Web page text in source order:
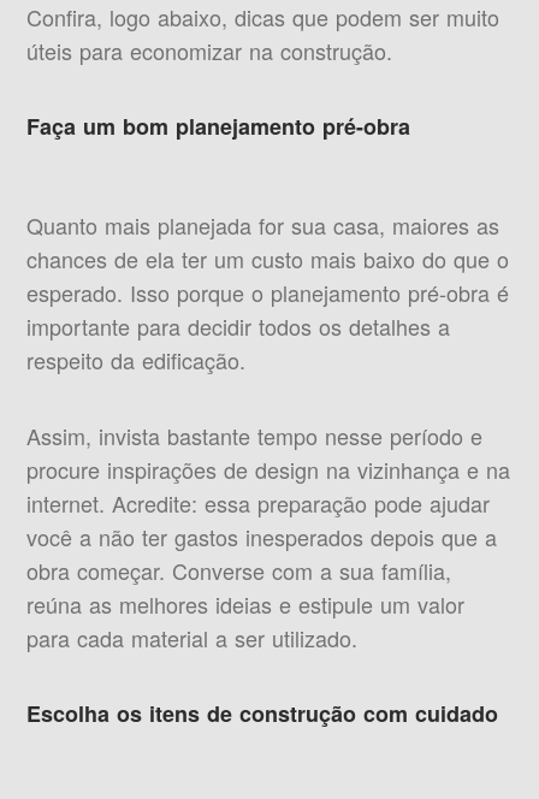
Confira, logo abaixo, dicas que podem ser muito
úteis para economizar na construção.
Faça um bom planejamento pré-obra
Quanto mais planejada for sua casa, maiores as
chances de ela ter um custo mais baixo do que o
esperado. Isso porque o planejamento pré-obra é
importante para decidir todos os detalhes a
respeito da edificação.
Assim, invista bastante tempo nesse período e
procure inspirações de design na vizinhança e na
internet. Acredite: essa preparação pode ajudar
você a não ter gastos inesperados depois que a
obra começar. Converse com a sua família,
reúna as melhores ideias e estipule um valor
para cada material a ser utilizado.
Escolha os itens de construção com cuidado